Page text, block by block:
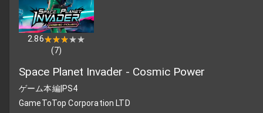
2.86★★★★★
★★★★★
(7)
Space Planet Invader - Cosmic Power
ゲーム本編| PS4
GameToTop Corporation LTD